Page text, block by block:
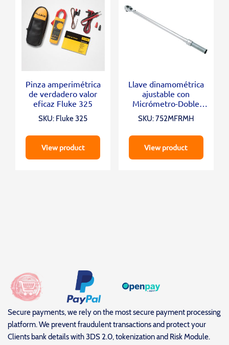
Pinza amperimétrica
de verdadero valor
eficaz Fluke 325
SKU: Fluke 325
View product
Llave dinamométrica
ajustable con
Micrómetro-Doble
SKU: 752MFRMH
View product
Secure payments, we rely on the most secure payment processing
platform. We prevent fraudulent transactions and protect your
Clients bank details with 3DS 2.0, tokenization and Risk Module.